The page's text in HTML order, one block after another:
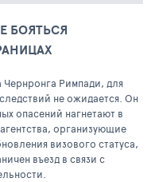
БОЯТЬСЯ
Римпади, для
не ожидается. Он
опасений нагнетают в
организующие
визового статуса,
въезд в связи с